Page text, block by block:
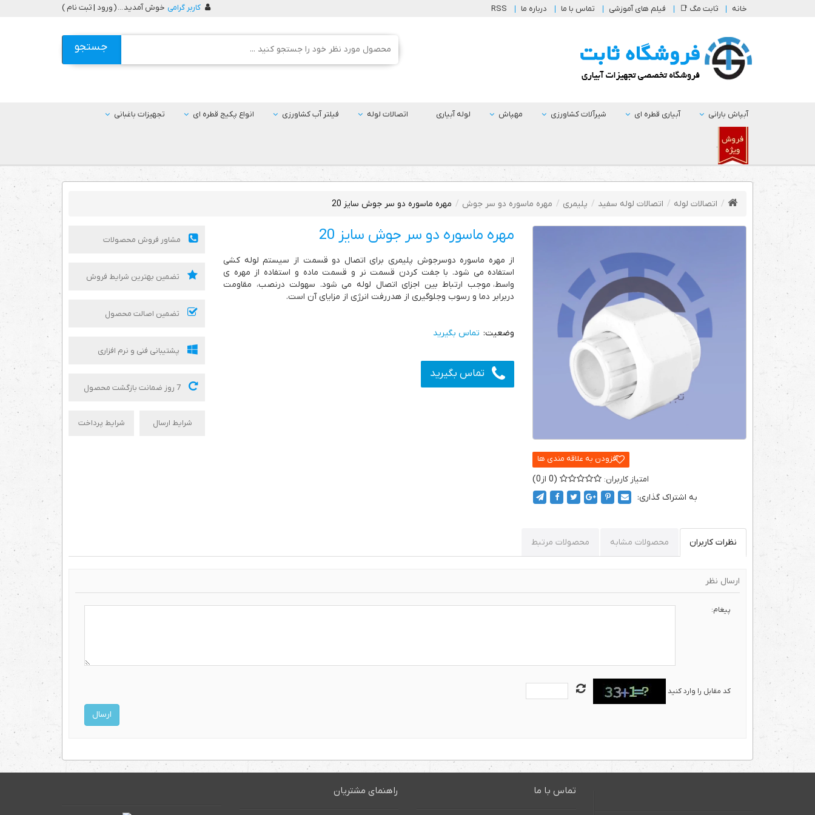
خانه ثابت مگ 📑 فیلم های آموزشی تماس با ما درباره ما RSS کاربر گرامی خوش آمدید ... (ورود | ثبت نام )
جستجو
آبپاش بارانی آبیاری قطره ای شیرآلات کشاورزی مهپاش لوله آبیاری اتصالات لوله فیلتر آب کشاورزی انواع پکیج قطره ای تجهیزات باغبانی
.
اتصالات لوله اتصالات لوله سفید پلیمری مهره ماسوره دو سر جوش مهره ماسوره دو سر جوش سایز 20
0
0
به اشتراک گذاری:
مهره ماسوره دو سر جوش سایز 20
از مهره ماسوره دوسرجوش پلیمری برای اتصال دو قسمت از سیستم لوله کشی
استفاده می شود. با جفت کردن قسمت نر و قسمت ماده و استفاده از مهره ی
واسط، موجب ارتباط بین اجزای اتصال لوله می شود. سهولت درنصب، مقاومت
دربرابر دما و رسوب وجلوگیری از هدررفت انرژی از مزایای آن است.
تماس بگیرید
تماس بگیرید
مشاور فروش محصولات
تضمین بهترین شرایط فروش
تضمین اصالت محصول
پشتیبانی فنی و نرم افزاری
شرایط ارسال شرایط پرداخت
نظرات کاربران محصولات مشابه محصولات مرتبط
ارسال نظر
پیغام:
کد مقابل را وارد کنید
ارسال
تماس با ما راهنمای مشتریان